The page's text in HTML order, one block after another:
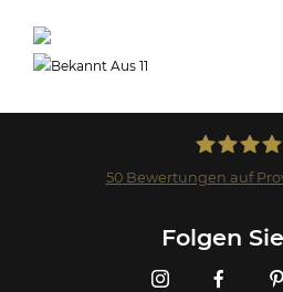
50Bewertungen auf
Folgen